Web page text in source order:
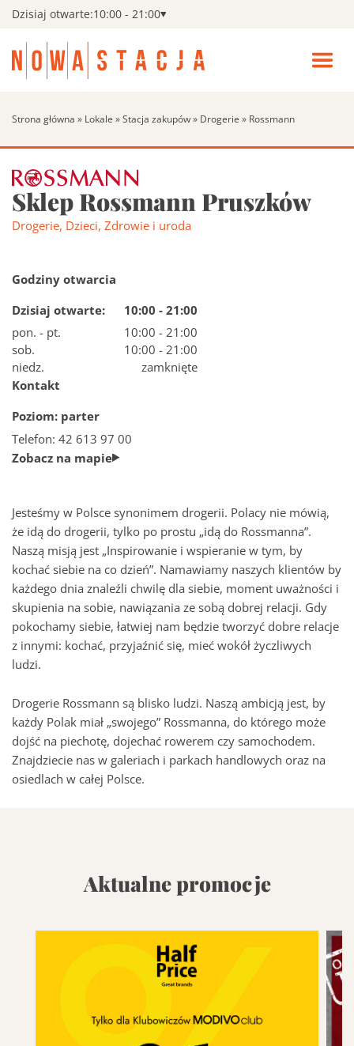
Dzisiaj otwarte:10:00 - 21:00
Search:
Wszystkie sklepy
Kino
Promocje
Godziny otwarcia
Jak dojadę do Nowej Stacji
Parking w Nowej Stacji Pruszków
Sala konferencyjna
Szukaj
Strona główna » Lokale »Stacja zakupów» Drogerie » Rossmann
Sklep Rossmann Pruszków
Drogerie, Dzieci, Zdrowie i uroda
Godziny otwarcia
Dzisiaj otwarte:
10:00 - 21:00
pon. - pt.
10:00 - 21:00
sob.
10:00 - 21:00
niedz.
zamknięte
Kontakt
Poziom: parter
Telefon: 42 613 97 00
Zobacz na mapie
Jesteśmy w Polsce synonimem drogerii. Polacy nie mówią,
że idą do drogerii, tylko po prostu „idą do Rossmanna”.
Naszą misją jest „Inspirowanie i wspieranie w tym, by
kochać siebie na co dzień”. Namawiamy naszych klientów by
każdego dnia znaleźli chwilę dla siebie, moment uważności i
skupienia na sobie, nawiązania ze sobą dobrej relacji. Gdy
pokochamy siebie, łatwiej nam będzie tworzyć dobre relacje
z innymi: kochać, przyjaźnić się, mieć wokół życzliwych
ludzi.
Drogerie Rossmann są blisko ludzi. Naszą ambicją jest, by
każdy Polak miał „swojego” Rossmanna, do którego może
dojść na piechotę, dojechać rowerem czy samochodem.
Znajdziecie nas w galeriach i parkach handlowych oraz na
osiedlach w całej Polsce.
Aktualne promocje